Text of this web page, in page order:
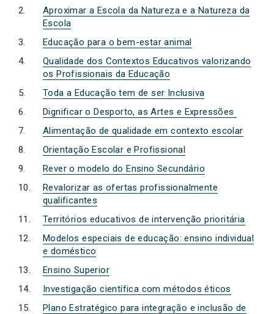
Aproximar a Escola da Natureza e a Natureza da
Escola
Educação para o bem-estar animal
Qualidade dos Contextos Educativos valorizando
os Profissionais da Educação
Toda a Educação tem de ser Inclusiva
Dignificar o Desporto, as Artes e Expressões
Alimentação de qualidade em contexto escolar
Orientação Escolar e Profissional
Rever o modelo do Ensino Secundário
Revalorizar as ofertas profissionalmente
qualificantes
Territórios educativos de intervenção prioritária
Modelos especiais de educação: ensino individual
e doméstico
Ensino Superior
Investigação científica com métodos éticos
Plano Estratégico para integração e inclusão de